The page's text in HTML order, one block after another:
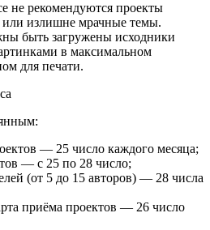
не рекомендуются проекты
или излишне мрачные темы.
быть загружены исходники
в максимальном
для печати.
— 25 число каждого месяца;
— с 25 по 28 число;
(от 5 до 15 авторов) — 28 числа
приёма проектов — 26 число